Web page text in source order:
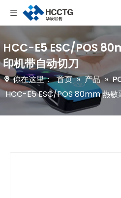
HCC-E5 ESC/POS
印机带自动切刀
你在这里： 首页 » 产品 »
HCC-E5 ESC/POS 80mm 热敏